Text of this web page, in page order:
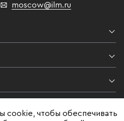
moscow@ilm.ru
cookie, чтобы обеспечивать